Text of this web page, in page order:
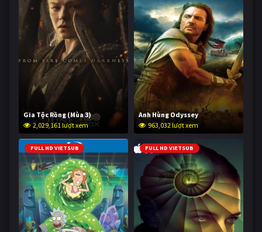
Gia Tộc Rồng (Mùa 3)
2,029,161 lượt xem
Anh Hùng Odyssey
963,032 lượt xem
FULL HD VIETSUB FULL HD VIETSUB